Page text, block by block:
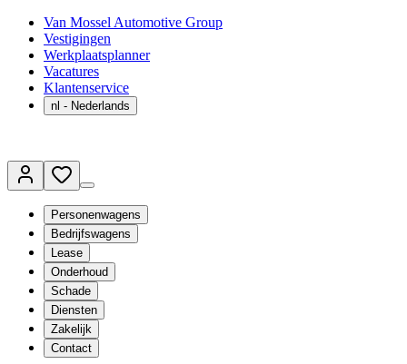
Van Mossel Automotive Group
Vestigingen
Werkplaatsplanner
Vacatures
Klantenservice
nl - Nederlands
Personenwagens
Bedrijfswagens
Lease
Onderhoud
Schade
Diensten
Zakelijk
Contact